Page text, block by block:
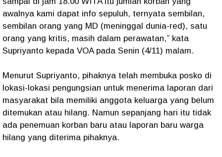
awalnya kami dapat info sepuluh, ternyata sembilan,
sembilan orang yang MD (meninggal dunia-red), satu
orang yang kritis, masih dalam perawatan,” kata
Supriyanto kepada VOA pada Senin (4/11) malam.
Menurut Supriyanto, pihaknya telah membuka posko di
lokasi-lokasi pengungsian untuk menerima laporan dari
masyarakat bila memiliki anggota keluarga yang belum
ditemukan atau hilang. Namun sepanjang hari itu tidak
ada penemuan korban baru atau laporan baru warga
hilang yang diterima pihaknya.